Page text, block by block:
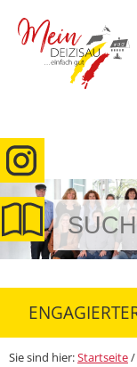
Sie sind hier:Startseite/